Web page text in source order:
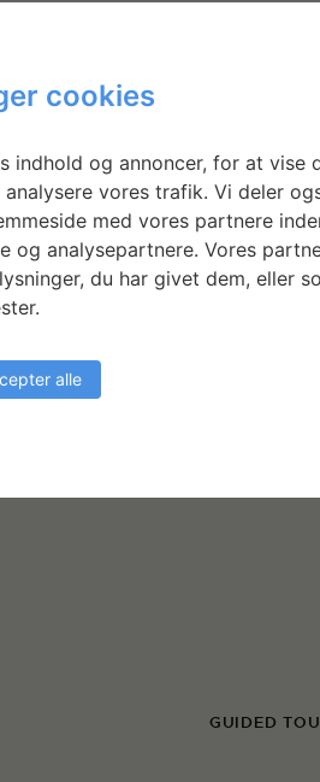
STED
Statens Værksteder for Kunst
København K
Google Maps
GUIDED
cookies
indhold og annoncer, for at vise
vores trafik. Vi deler
med vores partnere
og analysepartnere. Vores
du har givet dem, eller
alle